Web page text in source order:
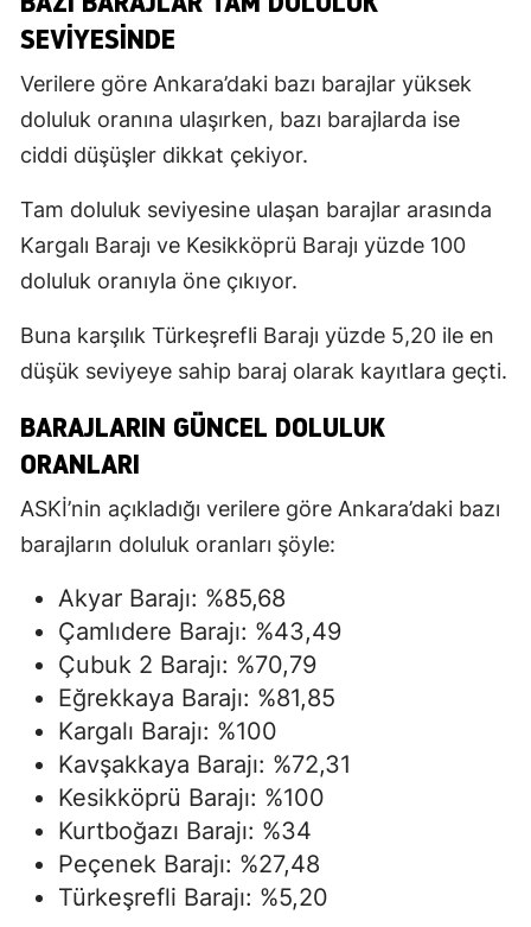
SEVIYESINDE
Verilere göre Ankara’daki bazı barajlar yüksek
doluluk oranına ulaşırken, bazı barajlarda ise
ciddi düşüşler dikkat çekiyor.
Tam doluluk seviyesine ulaşan barajlar arasında
Kargalı Barajı ve Kesikköprü Barajı yüzde 100
doluluk oranıyla öne çıkıyor.
Buna karşılık Türkeşrefli Barajı yüzde 5,20 ile en
düşük seviyeye sahip baraj olarak kayıtlara geçti.
BARAJLARIN GÜNCEL DOLULUK
ORANLARI
ASKİ’nin açıkladığı verilere göre Ankara’daki bazı
barajların doluluk oranları şöyle:
Akyar Barajı: %85,68
Çamlıdere Barajı: %43,49
Çubuk 2 Barajı: %70,79
Eğrekkaya Barajı: %81,85
Kargalı Barajı: %100
Kavşakkaya Barajı: %72,31
Kesikköprü Barajı: %100
Kurtboğazı Barajı: %34
Peçenek Barajı: %27,48
Türkeşrefli Barajı: %5,20